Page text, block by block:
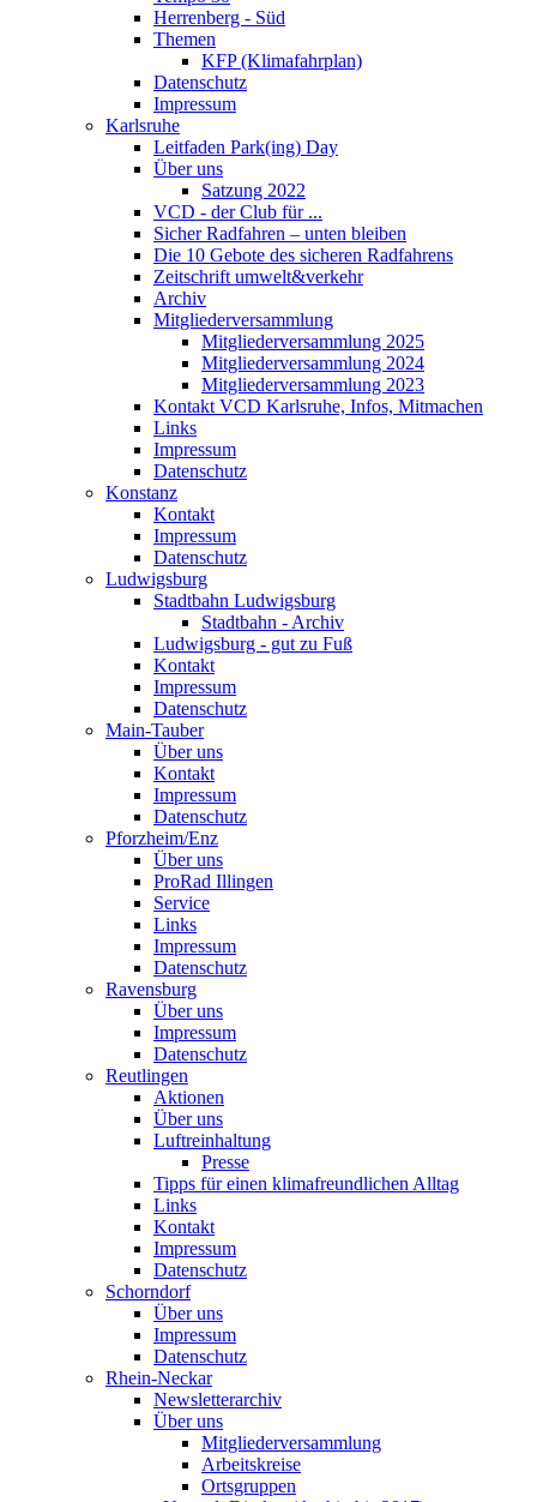
Herrenberg - Süd
Themen
KFP (Klimafahrplan)
Datenschutz
Impressum
Karlsruhe
Leitfaden Park(ing) Day
Über uns
Satzung 2022
VCD - der Club für ...
Sicher Radfahren – unten bleiben
Die 10 Gebote des sicheren Radfahrens
Zeitschrift umwelt&verkehr
Archiv
Mitgliederversammlung
Mitgliederversammlung 2025
Mitgliederversammlung 2024
Mitgliederversammlung 2023
Kontakt VCD Karlsruhe, Infos, Mitmachen
Links
Impressum
Datenschutz
Konstanz
Kontakt
Impressum
Datenschutz
Ludwigsburg
Stadtbahn Ludwigsburg
Stadtbahn - Archiv
Ludwigsburg - gut zu Fuß
Kontakt
Impressum
Datenschutz
Main-Tauber
Über uns
Kontakt
Impressum
Datenschutz
Pforzheim/Enz
Über uns
ProRad Illingen
Service
Links
Impressum
Datenschutz
Ravensburg
Über uns
Impressum
Datenschutz
Reutlingen
Aktionen
Über uns
Luftreinhaltung
Presse
Tipps für einen klimafreundlichen Alltag
Links
Kontakt
Impressum
Datenschutz
Schorndorf
Über uns
Impressum
Datenschutz
Rhein-Neckar
Newsletterarchiv
Über uns
Mitgliederversammlung
Arbeitskreise
Ortsgruppen